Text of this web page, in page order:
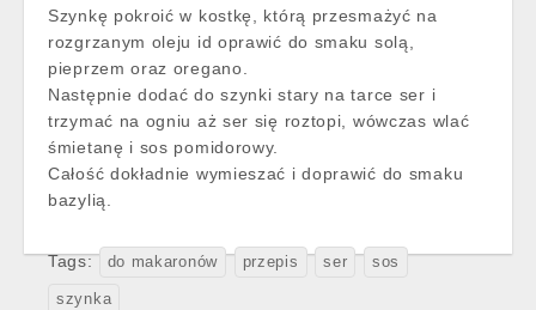
Szynkę pokroić w kostkę, którą przesmażyć na
rozgrzanym oleju id oprawić do smaku solą,
pieprzem oraz oregano.
Następnie dodać do szynki stary na tarce ser i
trzymać na ogniu aż ser się roztopi, wówczas wlać
śmietanę i sos pomidorowy.
Całość dokładnie wymieszać i doprawić do smaku
bazylią.
Tags: do makaronów przepis ser sos
szynka